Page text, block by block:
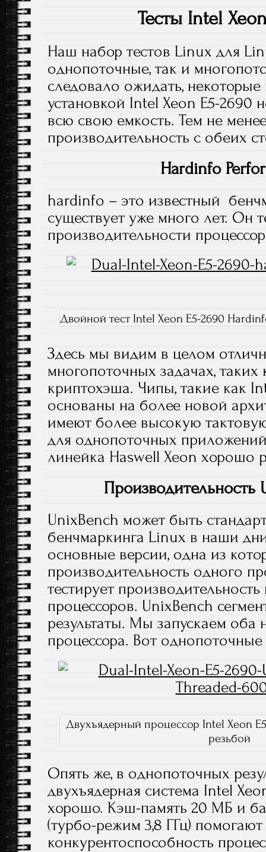
Тесты Intel
Наш набор тестов Linux для
однопоточные, так и
следовало ожидать,
установкой Intel Xeon E5-2690
всю свою емкость. Тем не
производительность с обеих
Hardinfo
hardinfo – это известный
существует уже много лет. Он
производительности
Двойной тест Intel Xeon E5-2690
Здесь мы видим в целом
многопоточных задачах, таких
криптохэша. Чипы, такие как
основаны на более новой
имеют более высокую тактовую
для однопоточных
линейка Haswell Xeon хорошо
Производительность
UnixBench может быть
бенчмаркинга Linux в наши
основные версии, одна из
производительность одного
тестирует
процессоров. UnixBench
результаты. Мы запускаем оба
процессора. Вот однопоточные
Двухъядерный процессор Intel Xeon
резьбой
Опять же, в однопоточных
двухъядерная система Intel
хорошо. Кэш-память 20 МБ и
(турбо-режим 3,8 ГГц)
конкурентоспособность